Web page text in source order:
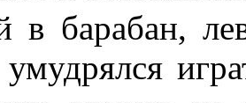
в барабан,